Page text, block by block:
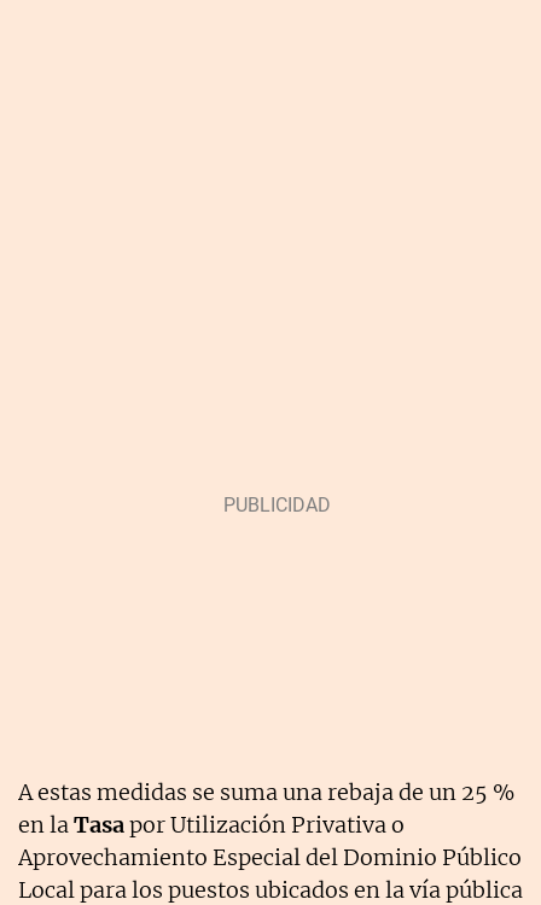
A estas medidas se suma una rebaja de un 25 %
en laTasapor Utilización Privativa o
Aprovechamiento Especial del Dominio Público
Local para los puestos ubicados en la vía pública